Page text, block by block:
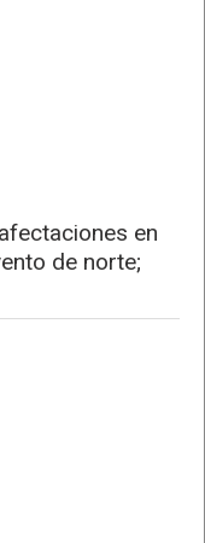
en
de norte;